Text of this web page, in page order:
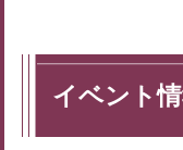
イベント